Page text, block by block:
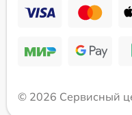
© 2026 Сервисный